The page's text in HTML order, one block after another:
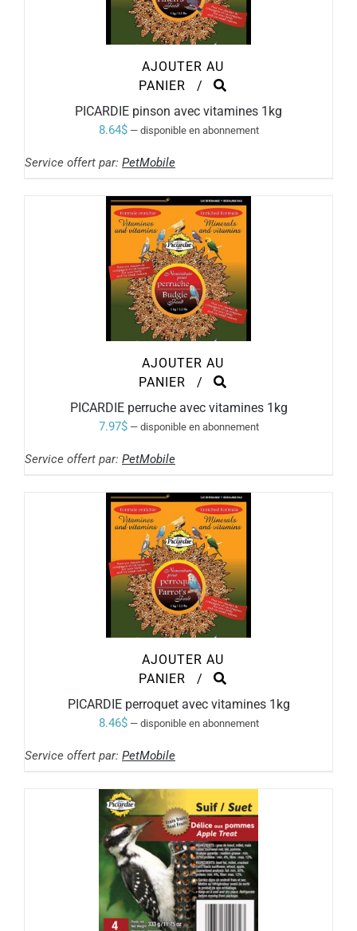
AJOUTER AU
PANIER
/
PICARDIE pinson avec vitamines 1kg
8.64$ —disponible en abonnement
Service offert par: PetMobile
AJOUTER AU
PANIER
/
PICARDIE perruche avec vitamines 1kg
7.97$ —disponible en abonnement
Service offert par: PetMobile
AJOUTER AU
PANIER
/
PICARDIE perroquet avec vitamines 1kg
8.46$ —disponible en abonnement
Service offert par: PetMobile